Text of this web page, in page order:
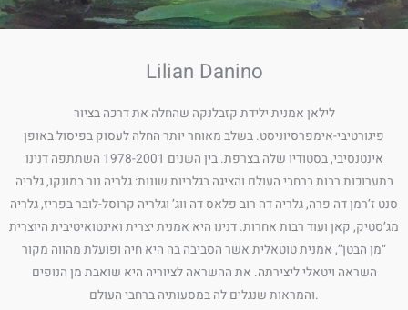
Lilian Danino
לילאן אמנית ילידת קזבלנקה שהחלה את דרכה בציור
פיגורטיבי-אימפרסיוניסט. בשלב מאוחר יותר החלה לעסוק בפיסול באופן
אינטנסיבי, בסטודיו שלה בצרפת. בין השנים 1978-2001 השתתפה דנינו
בתערוכות רבות ברחבי העולם והציגה בגלריות שונות: גלריה נור במונקו, גלריה
סנט ז’רמן דה פרה, גלריה דה רוב פלאס דה ווג’ וגלריה קרוסל-לובר בפריז, גלריה
מג’סטיק, קאן ועוד רבות אחרות. דנינו היא אמנית יצרית ואינטואיטיבית היוצרית
“מן הבטן”, אמנית טוטאלית אשר הסביבה בה היא חיה ופועלת מהווה מקור
השראה ויטאלי ליצירתה. את ההשראה לציוריה היא שואבת מן הנופים
והמראות שנגלים לה במסעותיה ברחבי העולם.